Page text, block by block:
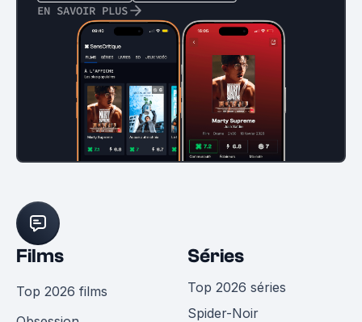
EN SAVOIR PLUS
Films
Top 2026 films
Séries
Top 2026 séries
Spider-Noir